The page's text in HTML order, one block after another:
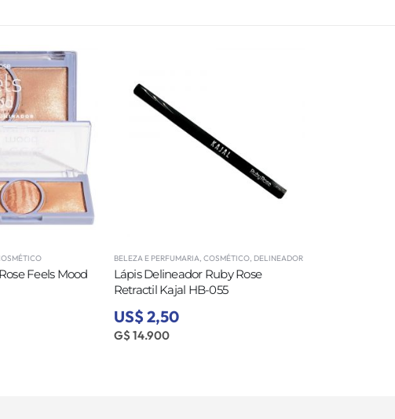
Feels Mood
BELEZA E PERFUMARIA, COSMÉTICO, DELINEADOR
Lápis Delineador Ruby Rose
Retractil Kajal HB-055
US$ 2,50
G$ 14.900